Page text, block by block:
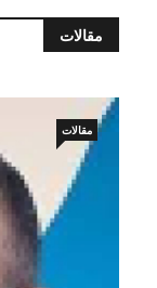
مقالات
مقالات